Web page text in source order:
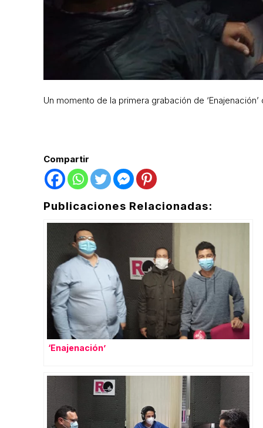
Un momento de la primera grabación de
Compartir
Publicaciones Relacionadas:
‘Enajenación’